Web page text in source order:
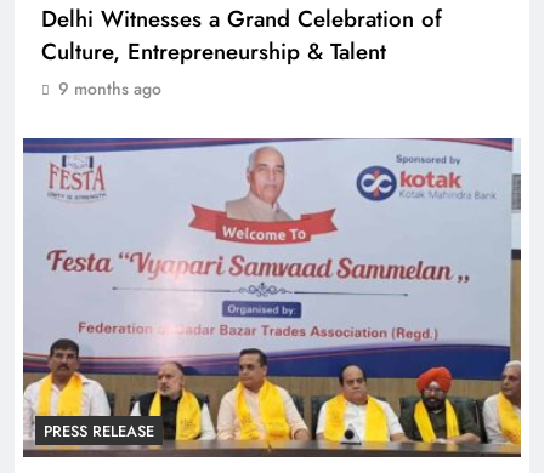
Delhi Witnesses a Grand Celebration of
Culture, Entrepreneurship & Talent
9 months ago
PRESS RELEASE